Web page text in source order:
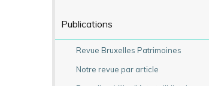
Publications
Revue Bruxelles Patrimoines
Notre revue par article